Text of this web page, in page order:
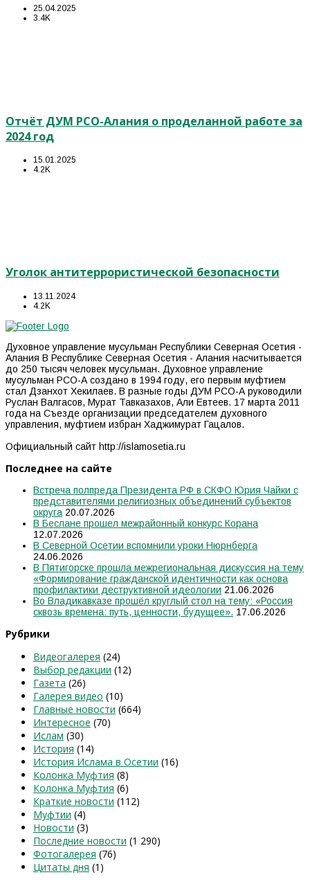
25.04.2025
3.4K
Отчёт ДУМ РСО-Алания о проделанной работе за
2024 год
15.01.2025
4.2K
Уголок антитеррористической безопасности
13.11.2024
4.2K
Духовное управление мусульман Республики Северная Осетия -
Алания В Республике Северная Осетия - Алания насчитывается
до 250 тысяч человек мусульман. Духовное управление
мусульман РСО-А создано в 1994 году, его первым муфтием
стал Дзанхот Хекилаев. В разные годы ДУМ РСО-А руководили
Руслан Валгасов, Мурат Тавказахов, Али Евтеев. 17 марта 2011
года на Съезде организации председателем духовного
управления, муфтием избран Хаджимурат Гацалов.
Официальный сайт http://islamosetia.ru
Последнее на сайте
Встреча полпреда Президента РФ в СКФО Юрия Чайки с
представителями религиозных объединений субъектов
округа 20.07.2026
В Беслане прошел межрайонный конкурс Корана
12.07.2026
В Северной Осетии вспомнили уроки Нюрнберга
24.06.2026
В Пятигорске прошла межрегиональная дискуссия на тему
«Формирование гражданской идентичности как основа
профилактики деструктивной идеологии 21.06.2026
Во Владикавказе прошёл круглый стол на тему: «Россия
сквозь времена: путь, ценности, будущее». 17.06.2026
Рубрики
Видеогалерея (24)
Выбор редакции (12)
Газета (26)
Галерея видео (10)
Главные новости (664)
Интересное (70)
Ислам (30)
История (14)
История Ислама в Осетии (16)
Колонка Муфтия (8)
Колонка Муфтия (6)
Краткие новости (112)
Муфтии (4)
Новости (3)
Последние новости (1 290)
Фотогалерея (76)
Цитаты дня (1)